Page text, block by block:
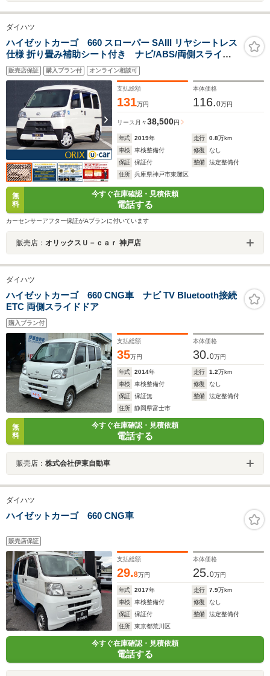
ダイハツ
ハイゼットカーゴ 660 スローパー SAIII リヤシートレス
仕様 折り畳み補助シート付き ナビ/ABS/両側スライド
ドア/衝突回避軽減/横滑り防止装置/アイドリングストッ
プ/PS/PW
販売店保証 購入プラン付 オンライン相談可
支払総額
131万円
本体価格
116.0万円
リース 月々38,500円
年式 2019年 走行 0.8万km
車検
車検整備付 修復
なし
保証
保証付 整備
法定整備付
住所
兵庫県神戸市東灘区
無
料
今すぐ在庫確認・見積依頼
電話する
カーセンサーアフター保証がAプランに付いています
販売店： オリックスＵ－ｃａｒ 神戸店
ダイハツ
ハイゼットカーゴ 660 CNG車 ナビ TV Bluetooth接続
ETC 両側スライドドア
購入プラン付
支払総額
35万円
本体価格
30.0万円
年式 2014年 走行 1.2万km
車検
車検整備付 修復
なし
保証
保証無 整備
法定整備付
住所
静岡県富士市
無
料
今すぐ在庫確認・見積依頼
電話する
販売店： 株式会社伊東自動車
ダイハツ
ハイゼットカーゴ 660 CNG車
販売店保証
支払総額
29.8万円
本体価格
25.0万円
年式 2017年 走行 7.9万km
車検
車検整備付 修復
なし
保証
保証付 整備
法定整備付
住所
東京都荒川区
今すぐ在庫確認・見積依頼
電話する